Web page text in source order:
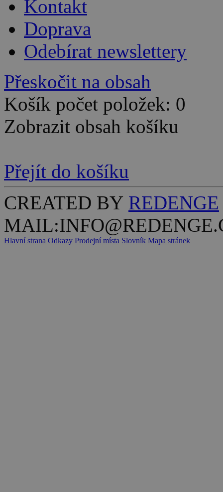
Kontakt
Doprava
Odebírat newslettery
Přeskočit na obsah
Košík počet položek: 0
Zobrazit obsah košíku
Přejít do košíku
CREATED BY REDENGE
Hlavní strana Odkazy Prodejní místa Slovník Mapa stránek